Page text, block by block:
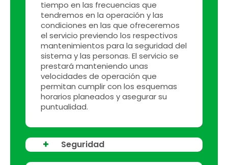
tiempo en las frecuencias que
tendremos en la operación y las
condiciones en las que ofreceremos
el servicio previendo los respectivos
mantenimientos para la seguridad del
sistema y las personas. El servicio se
prestará manteniendo unas
velocidades de operación que
permitan cumplir con los esquemas
horarios planeados y asegurar su
puntualidad.
Seguridad